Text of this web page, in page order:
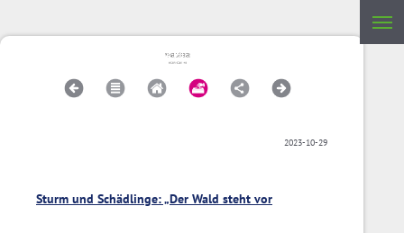
2023-10-29
Sturm und Schädlinge: „Der Wald steht vor